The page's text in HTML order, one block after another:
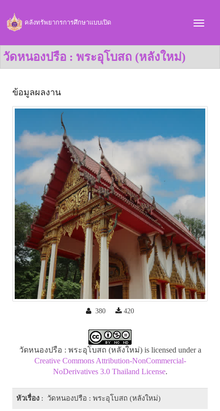
คลังทรัพยากรการศึกษาแบบเปิด
วัดหนองปรือ : พระอุโบสถ (หลังใหม่)
ข้อมูลผลงาน
380 420
วัดหนองปรือ : พระอุโบสถ (หลังใหม่) is licensed under a
Creative Commons Attribution-NonCommercial-
NoDerivatives 3.0 Thailand License.
หัวเรื่อง : วัดหนองปรือ : พระอุโบสถ (หลังใหม่)